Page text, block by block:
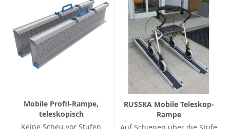
Mobile Profil-Rampe,
teleskopisch
Keine Scheu vor Stufen
RUSSKA Mobile Teleskop-
Rampe